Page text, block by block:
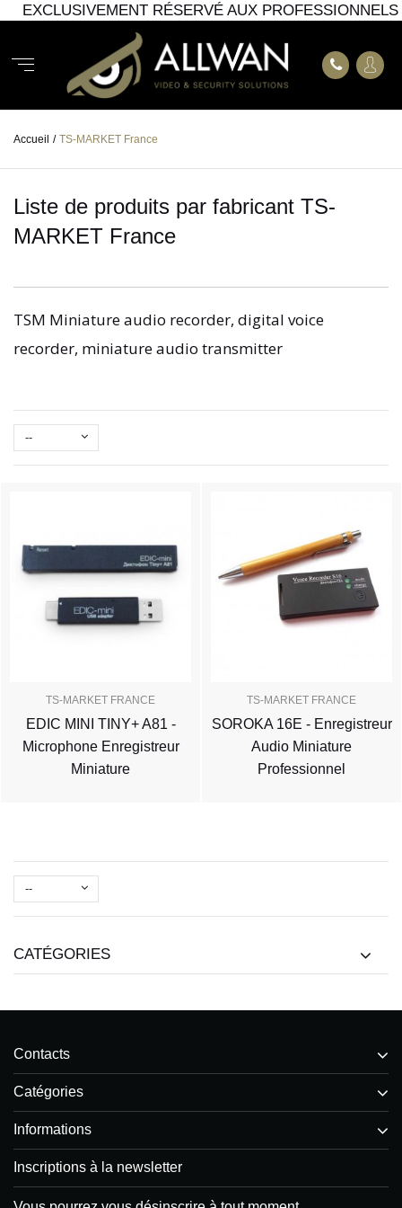
EXCLUSIVEMENT RÉSERVÉ AUX PROFESSIONNELS
Accueil / TS-MARKET France
CATÉGORIES
Liste de produits par fabricant TS-
MARKET France
TSM Miniature audio recorder, digital voice
recorder, miniature audio transmitter
--
TS-MARKET FRANCE
EDIC MINI TINY+ A81 -
Microphone Enregistreur
Miniature
TS-MARKET FRANCE
SOROKA 16E - Enregistreur
Audio Miniature
Professionnel
--
Contacts
Catégories
Informations
Inscriptions à la newsletter